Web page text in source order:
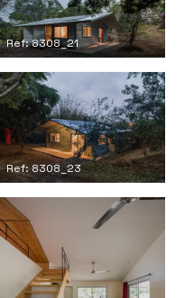
Ref: 8308_21
Ref: 8308_23